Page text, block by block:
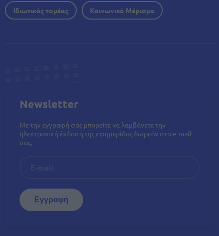
Ιδιωτικός τομέας Κοινωνικό Μέρισμα
Newsletter
Με την εγγραφή σας μπορείτε να λαμβάνετε την
ηλεκτρονική έκδοση της εφημερίδας δωρεάν στο e-mail
σας.